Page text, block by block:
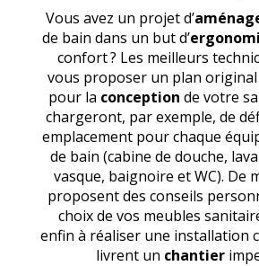
Vous avez un projet d’
de bain dans un but d’
confort ? Les meilleurs
vous proposer un plan
pour la conception de votre
chargeront, par exemple, de
emplacement pour chaque
de bain (cabine de douche,
vasque, baignoire et WC). De
proposent des conseils
choix de vos meubles
enfin à réaliser une installation
livrent un chantier